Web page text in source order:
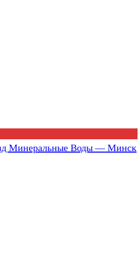
Минеральные Воды — Минск